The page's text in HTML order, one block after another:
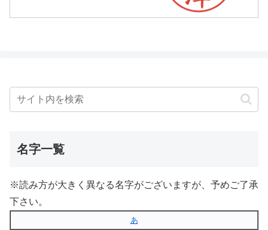
名字一覧
※読み方が大きく異なる名字がございますが、予めご了承
下さい。
あ